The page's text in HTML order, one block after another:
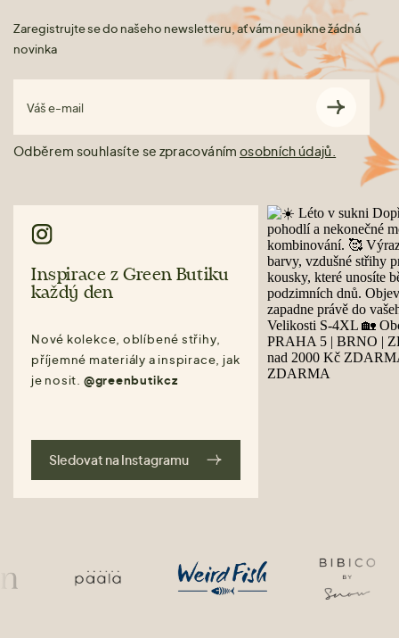
Zaregistrujte se do našeho newsletteru, ať vám neunikne žádná
novinka
Váš e-mail
Odběrem souhlasíte se zpracováním osobních údajů.
Inspirace z Green Butiku
každý den
Nové kolekce, oblíbené střihy,
příjemné materiály a inspirace, jak
je nosit. @greenbutikcz
Sledovat na Instagramu